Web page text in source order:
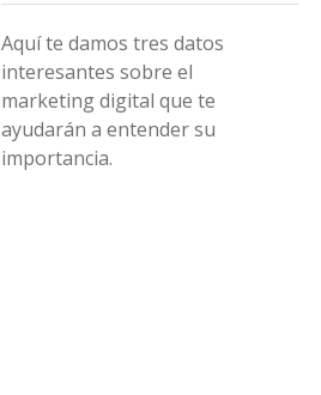
Aquí te damos tres datos
interesantes sobre el
marketing digital que te
ayudarán a entender su
importancia.